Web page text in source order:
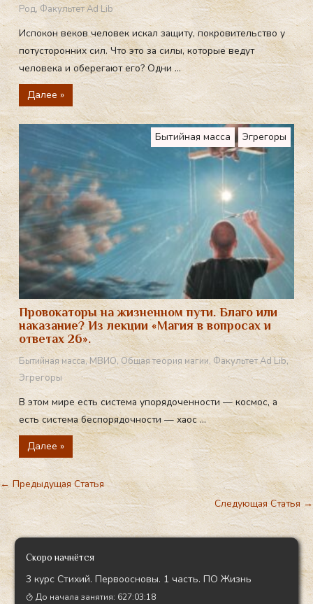
Род,Факультет Ad Lib
Испокон веков человек искал защиту, покровительство у
потусторонних сил. Что это за силы, которые ведут
человека и оберегают его? Одни ...
Далее »
Бытийная масса Эгрегоры
Провокаторы на жизненном пути. Благо или
наказание? Из лекции «Магия в вопросах и
ответах 26».
Бытийная масса,МВИО,Общая теория магии, Факультет Ad Lib,
Эгрегоры
В этом мире есть система упорядоченности — космос, а
есть система беспорядочности — хаос ...
Далее »
←Предыдущая Статья
Следующая Статья→
Скоро начнётся
3 курс Стихий. Первоосновы. 1 часть. ПО Жизнь
До начала занятия: 627:03:16